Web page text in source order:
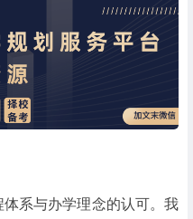
系与办学理念的认可。我